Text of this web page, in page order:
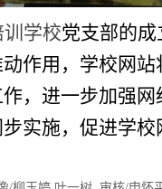
学校党支部的
作用，学校网
，进一步加强
实施，促进学